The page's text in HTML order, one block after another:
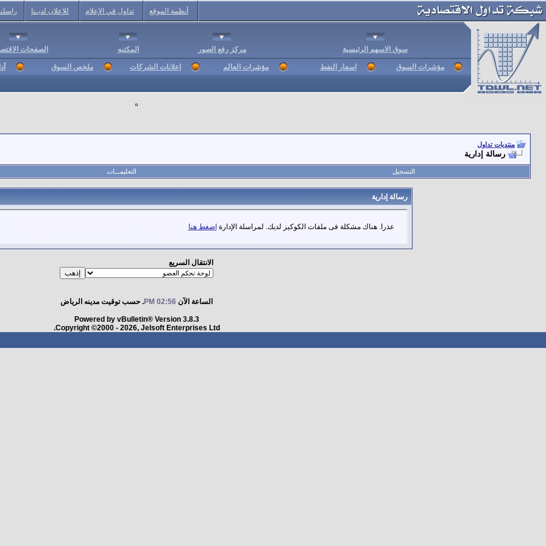
أنظمة الموقع تداول في الإعلام للإعلان لديـنا
سوق الاسهم الرئيسية مركز رفع الصور المكتبه الصفحات
مؤشرات السوق اسعار النفط مؤشرات العالم اعلانات الشركات ملخص السوق
منتديات تداول
رسالة إدارية
التسجيل التعليمـــات
رسالة إدارية
عذرا. هناك مشكلة فى ملفات الكوكيز لديك. لمراسلة الإدارة اضغط هنا
الانتقال السريع
الساعة الآن 02:56 PM . حسب توقيت مدينه الرياض
Powered by vBulletin® Version 3.8.3
Copyright ©2000 - 2026, Jelsoft Enterprises Ltd.